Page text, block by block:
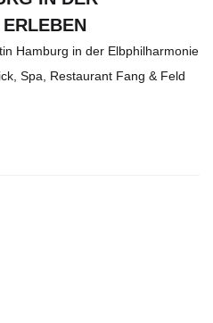
Hamburg in der Elbphilharmonie
Spa, Restaurant Fang & Feld